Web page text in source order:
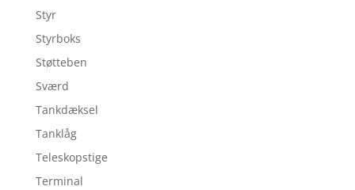
Styr
Styrboks
Støtteben
Sværd
Tankdæksel
Tanklåg
Teleskopstige
Terminal